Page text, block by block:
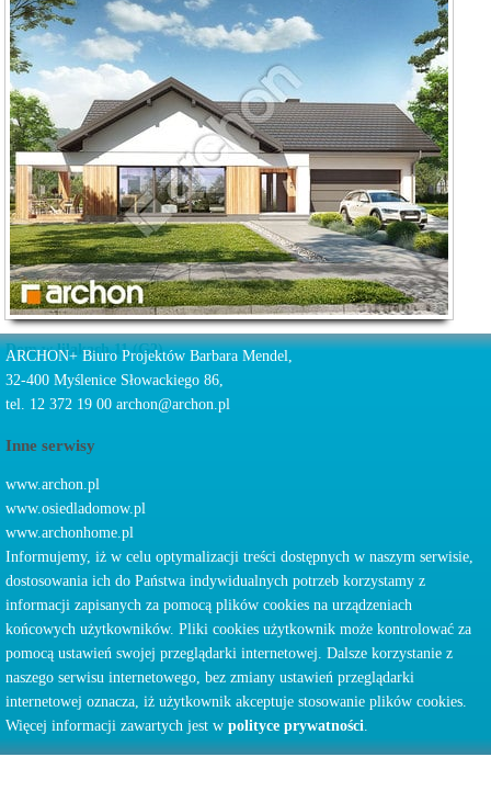
Dom w lilakach 12
Dom w lilakach 11 (G2)
ARCHON+ Biuro Projektów Barbara Mendel,
32-400 Myślenice Słowackiego 86,
tel. 12 372 19 00 archon@archon.pl
Inne serwisy
www.archon.pl
www.osiedladomow.pl
www.archonhome.pl
Informujemy, iż w celu optymalizacji treści dostępnych w naszym serwisie,
dostosowania ich do Państwa indywidualnych potrzeb korzystamy z
informacji zapisanych za pomocą plików cookies na urządzeniach
końcowych użytkowników. Pliki cookies użytkownik może kontrolować za
pomocą ustawień swojej przeglądarki internetowej. Dalsze korzystanie z
naszego serwisu internetowego, bez zmiany ustawień przeglądarki
internetowej oznacza, iż użytkownik akceptuje stosowanie plików cookies.
Więcej informacji zawartych jest w polityce prywatności